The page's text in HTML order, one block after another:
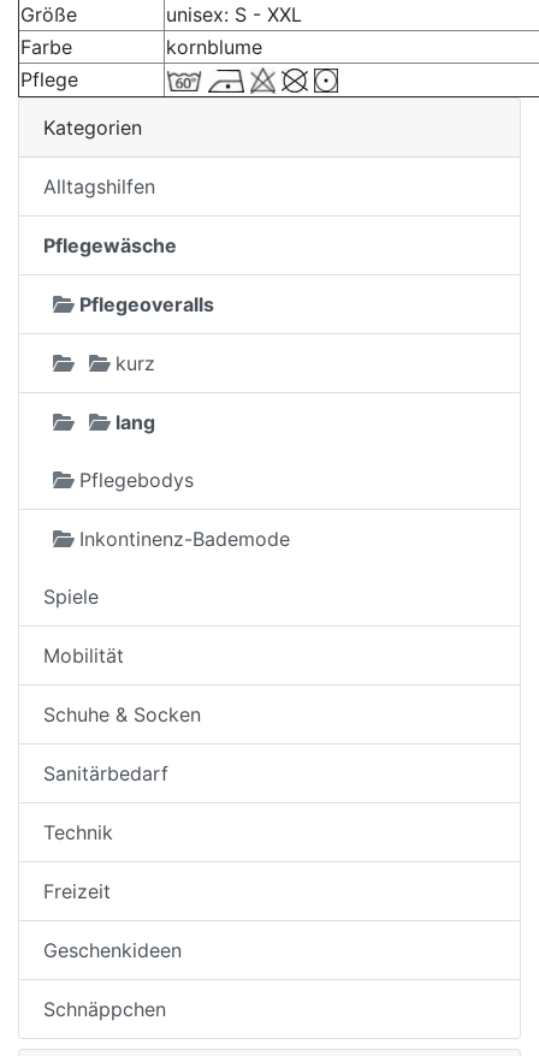
Größe
unisex: S - XXL
Farbe
kornblume
Pflege
Kategorien
Alltagshilfen
Pflegewäsche
Pflegeoveralls
kurz
lang
Pflegebodys
Inkontinenz-Bademode
Spiele
Mobilität
Schuhe & Socken
Sanitärbedarf
Technik
Freizeit
Geschenkideen
Schnäppchen